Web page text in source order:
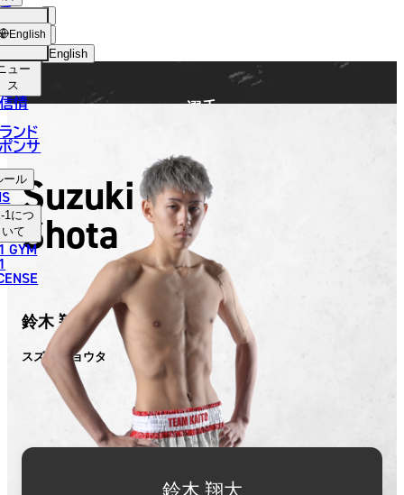
English
中文（简体）
中文（繁體）
ไทย
ョッ
プ
ュー
ス
情
ンド
ンサ
ール
1につ
いて
GYM
English
選手
Suzuki
Shota
鈴木 翔大
スズキ ショウタ